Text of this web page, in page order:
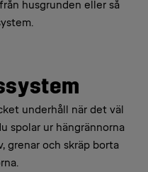
husgrunden eller så
underhåll när det väl
spolar ur hängrännorna
grenar och skräp borta